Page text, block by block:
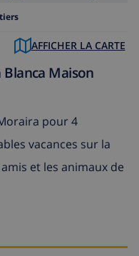
AFFICHER LA CARTE
Maison
pour 4
vacances sur la
et les animaux de